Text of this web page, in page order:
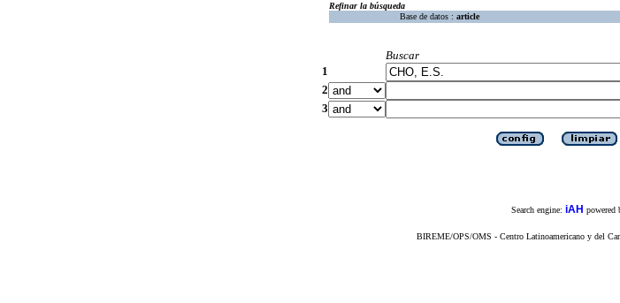
Refinar la búsqueda
Base de datos : article
Buscar
1
2
3
Search engine: iAH powered
BIREME/OPS/OMS - Centro Latinoamericano y del